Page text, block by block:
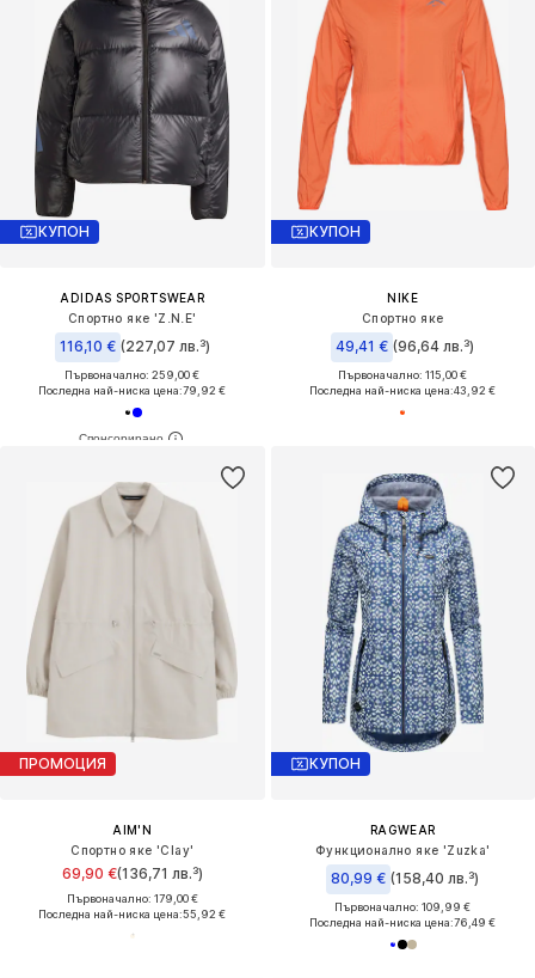
КУПОН
ADIDAS SPORTSWEAR
Спортно яке 'Z.N.E'
116,10 € (227,07 лв.³)
Първоначално: 259,00 €
Последна най-ниска цена:79,92 €
КУПОН
NIKE
Спортно яке
49,41 € (96,64 лв.³)
Първоначално: 115,00 €
Последна най-ниска цена:43,92 €
ПРОМОЦИЯ
AIM'N
Спортно яке 'Clay'
69,90 €(136,71 лв.³)
Първоначално: 179,00 €
Последна най-ниска цена:55,92 €
КУПОН
RAGWEAR
Функционално яке 'Zuzka'
80,99 € (158,40 лв.³)
Първоначално: 109,99 €
Последна най-ниска цена:76,49 €